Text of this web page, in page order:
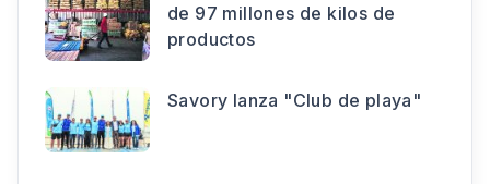
de 97 millones de kilos de
productos
Savory lanza "Club de playa"